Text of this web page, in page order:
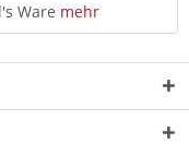
Ware mehr